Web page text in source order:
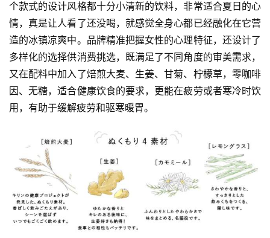
个款式的设计风格都十分小清新的饮料，非常适合夏日的心
情，真是让人看了还没喝，就感觉全身心都已经融化在它营
造的冰镇凉爽中。品牌精准把握女性的心理特征，还设计了
多样化的选择供消费挑选，既满足了不同角度的审美需求，
又在配料中加入了焙煎大麦、生姜、甘菊、柠檬草，零咖啡
因、无糖，适合健康饮食的要求，更能在疲劳或者寒冷时饮
用，有助于缓解疲劳和驱寒暖胃。